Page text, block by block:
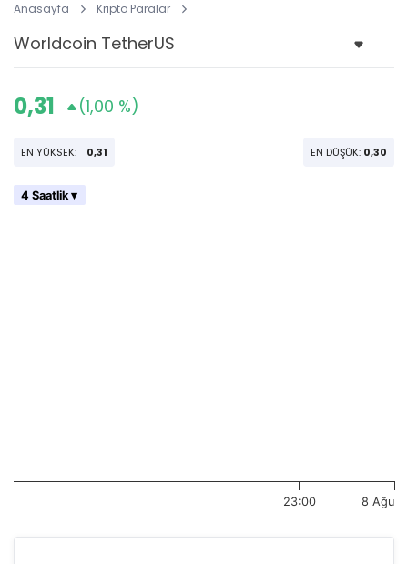
Anasayfa Kripto Paralar
0,31 (1,00 %)
EN YÜKSEK: 0,31 EN DÜŞÜK: 0,30
4 Saatlik ▾
23:00 8 Ağu